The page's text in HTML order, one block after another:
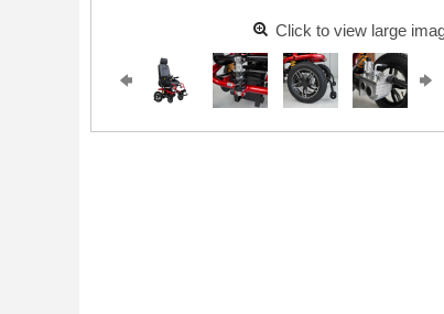
Click to view large